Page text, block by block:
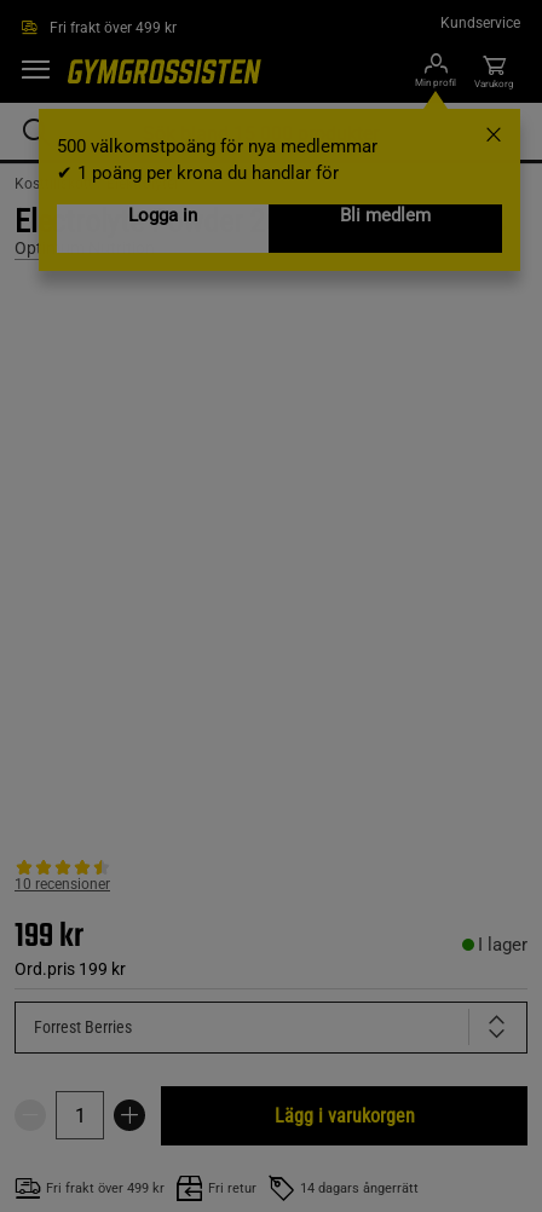
Fri frakt över 499 kr Kundservice
Min profil
500 välkomstpoäng för nya medlemmar
✔ 1 poäng per krona du handlar för
Logga in
Bli medlem
Varukorg
Kosttillskott /Elektrolyter
Electrolyte Powder 264 g Forrest Berries
Optimum Nutrition
10 recensioner
199 kr
Ord.pris 199 kr
I lager
Forrest Berries
Lägg i varukorgen
Fri frakt över 499 kr Fri retur 14 dagars ångerrätt